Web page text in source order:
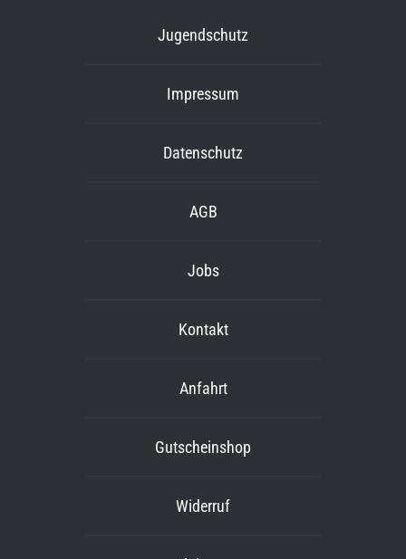
Jugendschutz
Impressum
Datenschutz
AGB
Jobs
Kontakt
Anfahrt
Gutscheinshop
Widerruf